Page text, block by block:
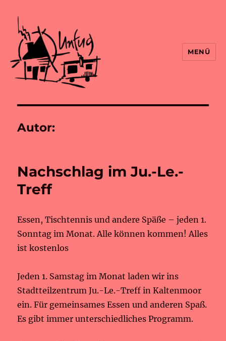
MENÜ
Autor:
Nachschlag im Ju.-Le.-
Treff
Essen, Tischtennis und andere Späße – jeden 1.
Sonntag im Monat. Alle können kommen! Alles
ist kostenlos
Jeden 1. Samstag im Monat laden wir ins
Stadtteilzentrum Ju.-Le.-Treff in Kaltenmoor
ein. Für gemeinsames Essen und anderen Spaß.
Es gibt immer unterschiedliches Programm.